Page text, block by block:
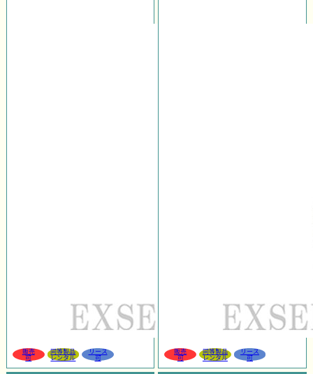
販売
可
同等製品
レンタル
リース
可
販売
可
同等製品
レンタル
リース
可